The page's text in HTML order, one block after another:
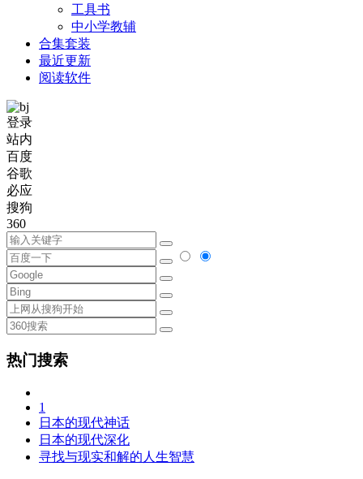
工具书
中小学教辅
合集套装
最近更新
阅读软件
登录
站内
百度
谷歌
必应
搜狗
360
热门搜索
1
日本的现代神话
日本的现代深化
寻找与现实和解的人生智慧